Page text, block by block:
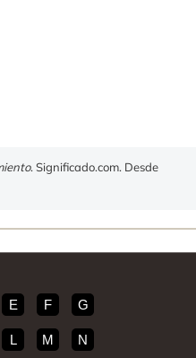
. Significado.com. Desde
E F G
L M N